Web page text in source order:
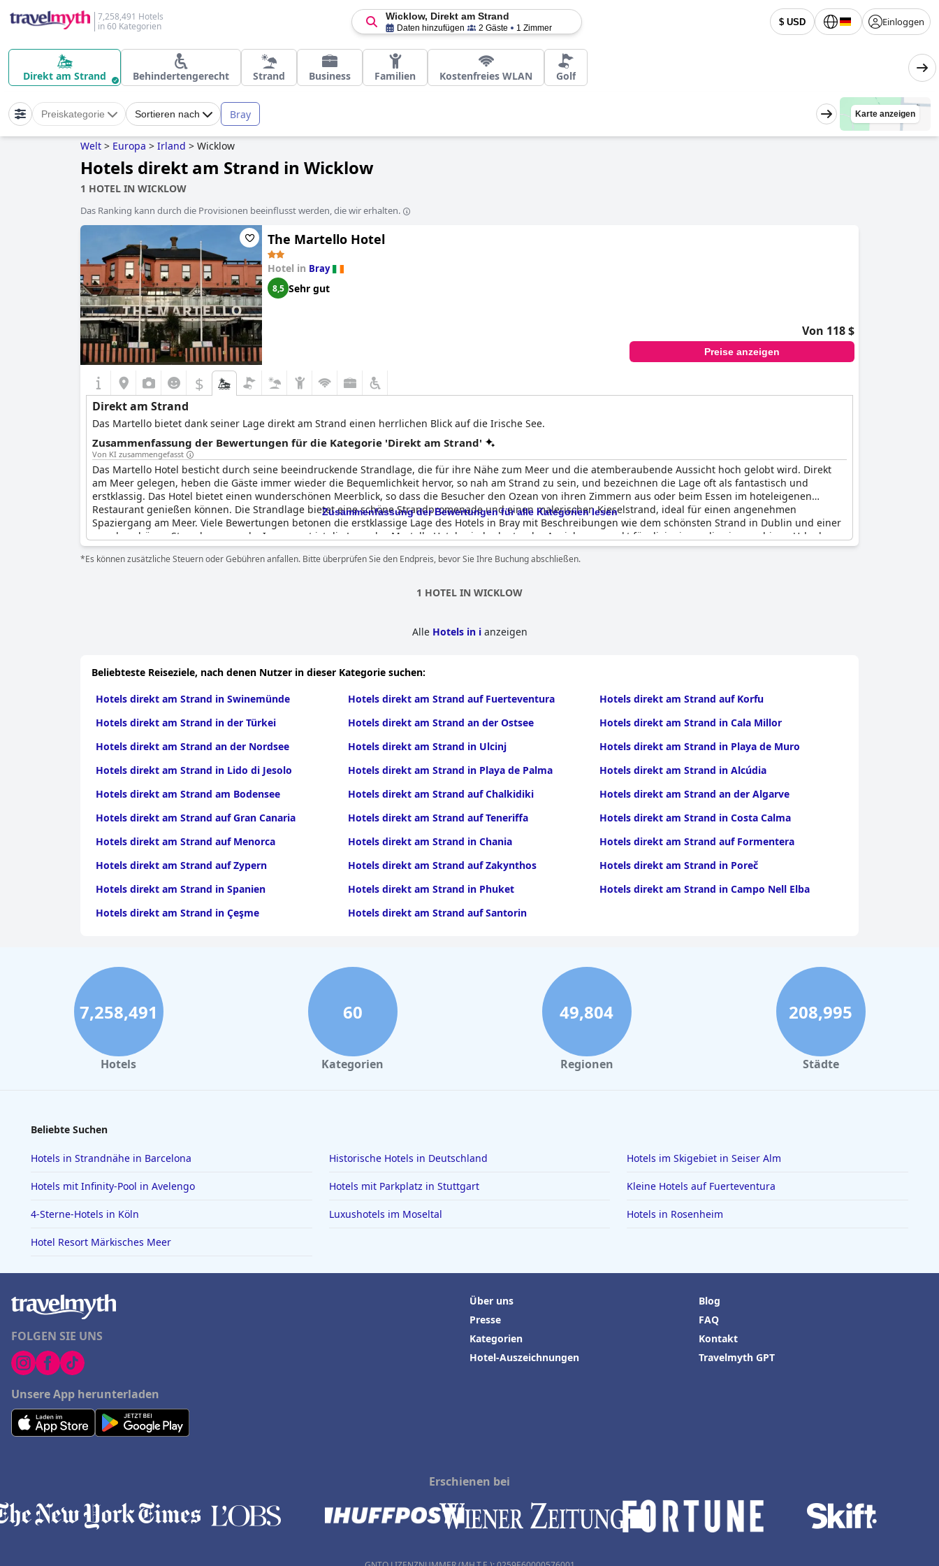
7,258,491 Hotels
in 60 Kategorien
$ USD Einloggen
Wicklow, Direkt am Strand
Daten hinzufügen 2 Gäste 1 Zimmer
Direkt am Strand Behindertengerecht Strand Business Familien Kostenfreies WLAN Golf
Preiskategorie Sortieren nach Bray Karte anzeigen
Welt > Europa > Irland > Wicklow
Hotels direkt am Strand in Wicklow
1 HOTEL IN WICKLOW
Das Ranking kann durch die Provisionen beeinflusst werden, die wir erhalten.
The Martello Hotel
Hotel in Bray
8,5 Sehr gut
Von 118 $
Preise anzeigen
$
Direkt am Strand
Das Martello bietet dank seiner Lage direkt am Strand einen herrlichen Blick auf die Irische See.
Zusammenfassung der Bewertungen für die Kategorie 'Direkt am Strand'
Von KI zusammengefasst
Das Martello Hotel besticht durch seine beeindruckende Strandlage, die für ihre Nähe zum Meer und die atemberaubende Aussicht hoch gelobt wird. Direkt
am Meer gelegen, heben die Gäste immer wieder die Bequemlichkeit hervor, so nah am Strand zu sein, und bezeichnen die Lage oft als fantastisch und
erstklassig. Das Hotel bietet einen wunderschönen Meerblick, so dass die Besucher den Ozean von ihren Zimmern aus oder beim Essen im hoteleigenen
Restaurant genießen können. Die Strandlage bietet eine schöne Strandpromenade und einen malerischen Kieselstrand, ideal für einen angenehmen
Spaziergang am Meer. Viele Bewertungen betonen die erstklassige Lage des Hotels in Bray mit Beschreibungen wie dem schönsten Strand in Dublin und einer
wunderschönen Strandpromenade. Insgesamt ist die Lage des Martello Hotels ein bedeutender Anziehungspunkt für diejenigen, die einen ruhigen Urlaub am
Meer suchen.
Zusammenfassung der Bewertungen für alle Kategorien lesen
*Es können zusätzliche Steuern oder Gebühren anfallen. Bitte überprüfen Sie den Endpreis, bevor Sie Ihre Buchung abschließen.
1 HOTEL IN WICKLOW
Alle Hotels in ianzeigen
Beliebteste Reiseziele, nach denen Nutzer in dieser Kategorie suchen:
Hotels direkt am Strand in Swinemünde
Hotels direkt am Strand auf Fuerteventura
Hotels direkt am Strand auf Korfu
Hotels direkt am Strand in der Türkei
Hotels direkt am Strand an der Ostsee
Hotels direkt am Strand in Cala Millor
Hotels direkt am Strand an der Nordsee
Hotels direkt am Strand in Ulcinj
Hotels direkt am Strand in Playa de Muro
Hotels direkt am Strand in Lido di Jesolo
Hotels direkt am Strand in Playa de Palma
Hotels direkt am Strand in Alcúdia
Hotels direkt am Strand am Bodensee
Hotels direkt am Strand auf Chalkidiki
Hotels direkt am Strand an der Algarve
Hotels direkt am Strand auf Gran Canaria
Hotels direkt am Strand auf Teneriffa
Hotels direkt am Strand in Costa Calma
Hotels direkt am Strand auf Menorca
Hotels direkt am Strand in Chania
Hotels direkt am Strand auf Formentera
Hotels direkt am Strand auf Zypern
Hotels direkt am Strand auf Zakynthos
Hotels direkt am Strand in Poreč
Hotels direkt am Strand in Spanien
Hotels direkt am Strand in Phuket
Hotels direkt am Strand in Campo Nell Elba
Hotels direkt am Strand in Çeşme
Hotels direkt am Strand auf Santorin
7,258,491
Hotels
60
Kategorien
49,804
Regionen
208,995
Städte
Beliebte Suchen
Hotels in Strandnähe in Barcelona Historische Hotels in Deutschland Hotels im Skigebiet in Seiser Alm
Hotels mit Infinity-Pool in Avelengo Hotels mit Parkplatz in Stuttgart Kleine Hotels auf Fuerteventura
4-Sterne-Hotels in Köln Luxushotels im Moseltal Hotels in Rosenheim
Hotel Resort Märkisches Meer
FOLGEN SIE UNS
Unsere App herunterladen
Über uns
Presse
Kategorien
Hotel-Auszeichnungen
Blog
FAQ
Kontakt
Travelmyth GPT
Erschienen bei